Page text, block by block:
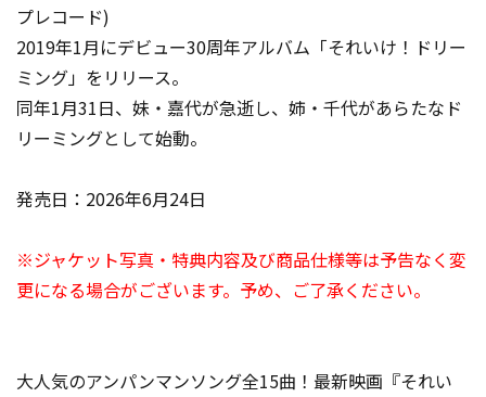
プレコード)
2019年1月にデビュー30周年アルバム「それいけ！ドリー
ミング」をリリース。
同年1月31日、妹・嘉代が急逝し、姉・千代があらたなド
リーミングとして始動。
発売日：2026年6月24日
※ジャケット写真・特典内容及び商品仕様等は予告なく変
更になる場合がございます。予め、ご了承ください。
大人気のアンパンマンソング全15曲！最新映画『それい